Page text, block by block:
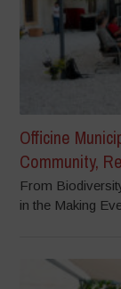
Officine
Community,
From
in the Making